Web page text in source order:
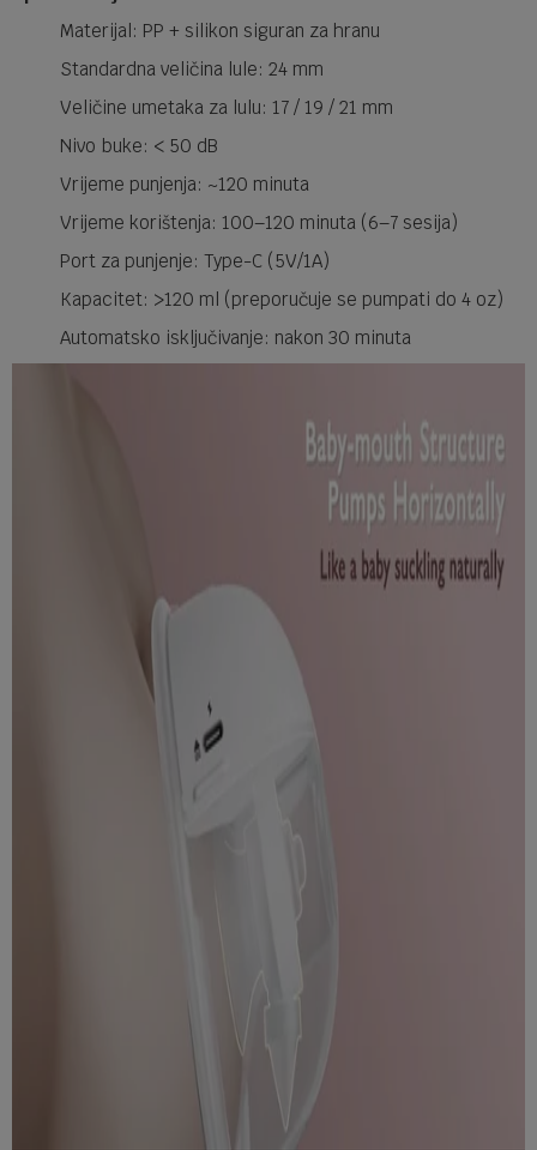
Materijal: PP + silikon siguran za hranu
Standardna veličina lule: 24 mm
Veličine umetaka za lulu: 17 / 19 / 21 mm
Nivo buke: < 50 dB
Vrijeme punjenja: ~120 minuta
Vrijeme korištenja: 100–120 minuta (6–7 sesija)
Port za punjenje: Type-C (5V/1A)
Kapacitet: >120 ml (preporučuje se pumpati do 4 oz)
Automatsko isključivanje: nakon 30 minuta